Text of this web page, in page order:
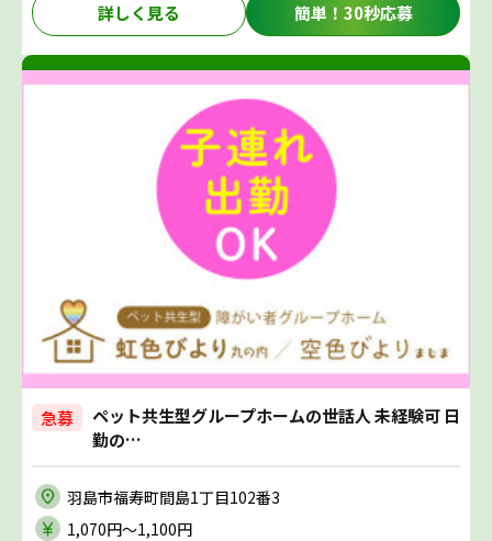
詳しく見る 簡単！30秒応募
急募
ペット共生型グループホームの世話人 未経験可 日
勤の…
羽島市福寿町間島1丁目102番3
1,070円〜1,100円